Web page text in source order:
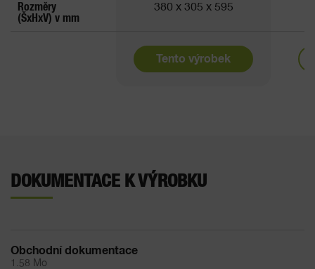
Rozměry
(ŠxHxV) v mm
380 x 305 x 595
Tento výrobek
DOKUMENTACE K VÝROBKU
Obchodní dokumentace
1.58 Mo